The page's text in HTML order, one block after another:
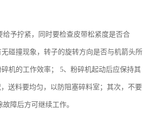
予拧紧，同时要检查皮带松紧度是否合
碰撞现象，转子的旋转方向是否与机箭头所
机的工作效率； 5、粉碎机起动后应保持其
送料要均匀，以防阻塞碎料室；其次，不要
障后方可继续工作。